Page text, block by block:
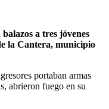
a tres jóvenes
la Cantera, municipio
portaban armas
abrieron fuego en su